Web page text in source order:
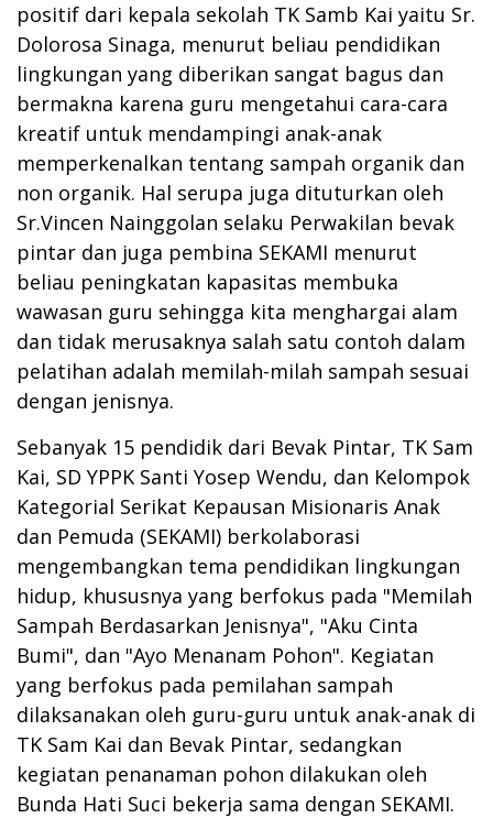
positif dari kepala sekolah TK Samb Kai yaitu Sr.
Dolorosa Sinaga, menurut beliau pendidikan
lingkungan yang diberikan sangat bagus dan
bermakna karena guru mengetahui cara-cara
kreatif untuk mendampingi anak-anak
memperkenalkan tentang sampah organik dan
non organik. Hal serupa juga dituturkan oleh
Sr.Vincen Nainggolan selaku Perwakilan bevak
pintar dan juga pembina SEKAMI menurut
beliau peningkatan kapasitas membuka
wawasan guru sehingga kita menghargai alam
dan tidak merusaknya salah satu contoh dalam
pelatihan adalah memilah-milah sampah sesuai
dengan jenisnya.
Sebanyak 15 pendidik dari Bevak Pintar, TK Sam
Kai, SD YPPK Santi Yosep Wendu, dan Kelompok
Kategorial Serikat Kepausan Misionaris Anak
dan Pemuda (SEKAMI) berkolaborasi
mengembangkan tema pendidikan lingkungan
hidup, khususnya yang berfokus pada "Memilah
Sampah Berdasarkan Jenisnya", "Aku Cinta
Bumi", dan "Ayo Menanam Pohon". Kegiatan
yang berfokus pada pemilahan sampah
dilaksanakan oleh guru-guru untuk anak-anak di
TK Sam Kai dan Bevak Pintar, sedangkan
kegiatan penanaman pohon dilakukan oleh
Bunda Hati Suci bekerja sama dengan SEKAMI.